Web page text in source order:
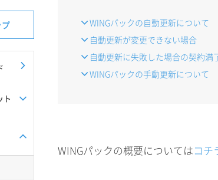
ト
WINGパックの自動更新について
自動更新が変更できない場合
自動更新に失敗した場合の契約満
WINGパックの手動更新について
WINGパックの概要についてはコチ